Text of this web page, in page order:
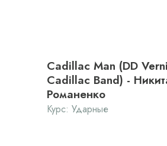
Cadillac Man (DD
Cadillac Band) -
Романенко
Курс: Ударные